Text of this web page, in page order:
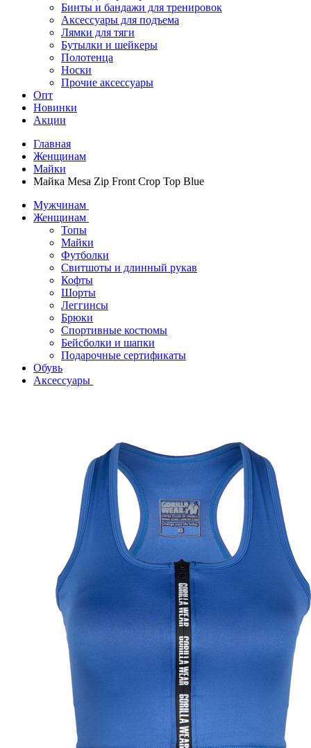
Бинты и бандажи для тренировок
Аксессуары для подъема
Лямки для тяги
Бутылки и шейкеры
Полотенца
Носки
Прочие аксессуары
Опт
Новинки
Акции
Главная
Женщинам
Майки
Майка Mesa Zip Front Crop Top Blue
Мужчинам
Женщинам
Топы
Майки
Футболки
Свитшоты и длинный рукав
Кофты
Шорты
Леггинсы
Брюки
Спортивные костюмы
Бейсболки и шапки
Подарочные сертификаты
Обувь
Аксессуары